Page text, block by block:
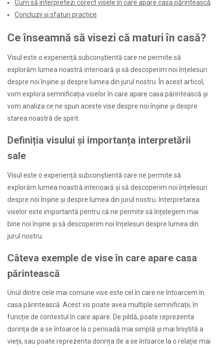
Cum să interpretezi corect visele în care apare casa părintească
Concluzii și sfaturi practice
Ce înseamnă să visezi că maturi în casă?
Visul este o experiență subconștientă care ne permite să
explorăm lumea noastră interioară și să descoperim noi înțelesuri
despre noi înșine și despre lumea din jurul nostru. În acest articol,
vom explora semnificația viselor în care apare casa părintească și
vom analiza ce ne spun aceste vise despre noi înșine și despre
starea noastră de spirit.
Definiția visului și importanța interpretării
sale
Visul este o experiență subconștientă care ne permite să
explorăm lumea noastră interioară și să descoperim noi înțelesuri
despre noi înșine și despre lumea din jurul nostru. Interpretarea
viselor este importantă pentru că ne permite să înțelegem mai
bine noi înșine și să descoperim noi înțelesuri despre lumea din
jurul nostru.
Câteva exemple de vise în care apare casa
părintească
Unul dintre cele mai comune vise este cel în care ne întoarcem în
casa părintească. Acest vis poate avea multiple semnificații, în
funcție de contextul în care apare. De pildă, poate reprezenta
dorința de a se întoarce la o perioadă mai simplă și mai liniștită a
vieții, sau poate reprezenta dorința de a se întoarce la o relație mai